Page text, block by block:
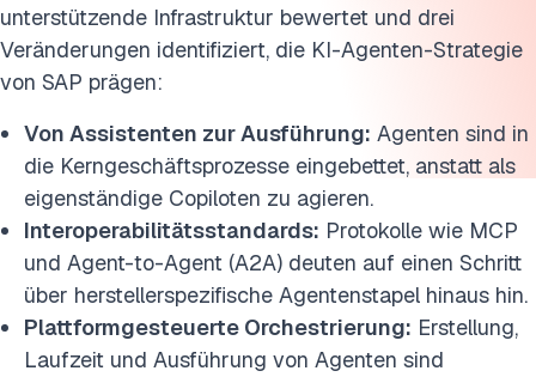
unterstützende Infrastruktur bewertet und drei
Veränderungen identifiziert, die KI-Agenten-Strategie
von SAP prägen:
Von Assistenten zur Ausführung: Agenten sind in
die Kerngeschäftsprozesse eingebettet, anstatt als
eigenständige Copiloten zu agieren.
Interoperabilitätsstandards: Protokolle wie MCP
und Agent-to-Agent (A2A) deuten auf einen Schritt
über herstellerspezifische Agentenstapel hinaus hin.
Plattformgesteuerte Orchestrierung: Erstellung,
Laufzeit und Ausführung von Agenten sind
FAQs
Weiterführende Artikel
Diese Forschung zitieren